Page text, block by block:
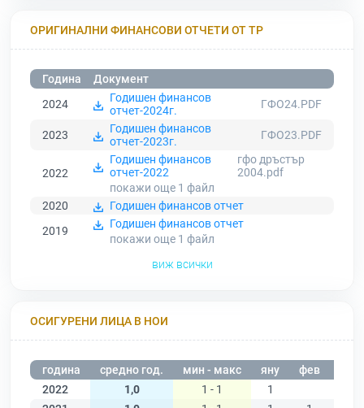
ОРИГИНАЛНИ ФИНАНСОВИ ОТЧЕТИ ОТ ТР
Година
Документ
2024
Годишен финансов
отчет-2024г.
ГФО24.PDF
2023
Годишен финансов
отчет-2023г.
ГФО23.PDF
2022
Годишен финансов
отчет-2022
гфо дръстър
2004.pdf
покажи още 1 файл
2020
Годишен финансов отчет
2019
Годишен финансов отчет
покажи още 1 файл
виж всички
ОСИГУРЕНИ ЛИЦА В НОИ
година средно год. мин - макс яну фев
2022
1,0 1 - 1
1